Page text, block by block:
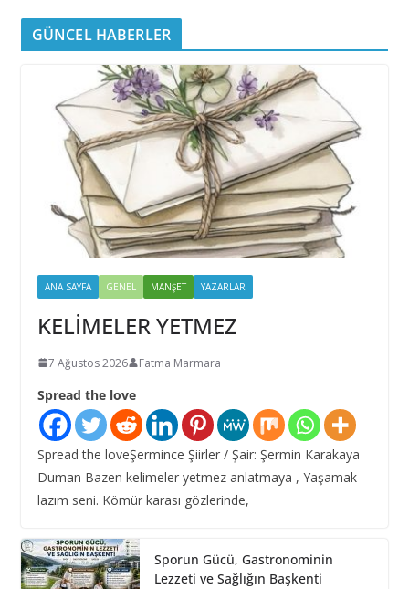
GÜNCEL HABERLER
ANA SAYFA GENEL MANŞET YAZARLAR
KELİMELER YETMEZ
7 Ağustos 2026 Fatma Marmara
Spread the love
Spread the loveŞermince Şiirler / Şair: Şermin Karakaya
Duman Bazen kelimeler yetmez anlatmaya , Yaşamak
lazım seni. Kömür karası gözlerinde,
Sporun Gücü, Gastronominin
Lezzeti ve Sağlığın Başkenti